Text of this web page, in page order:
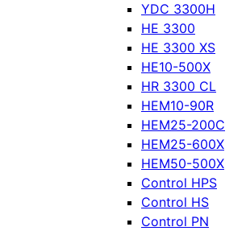
YDC 3300H
HE 3300
HE 3300 XS
HE10-500X
HR 3300 CL
HEM10-90R
HEM25-200C
HEM25-600X
HEM50-500X
Control HPS
Control HS
Control PN